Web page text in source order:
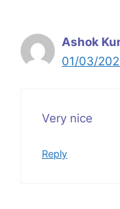
Ashok
01/03/
Very nice
Reply